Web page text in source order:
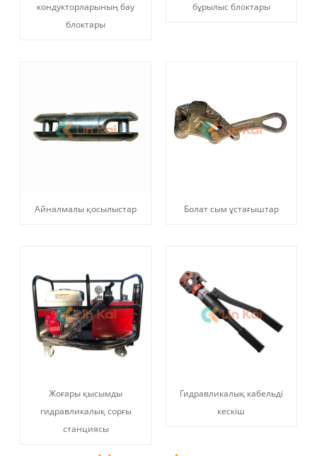
кондукторларының бау
блоктары
бұрылыс блоктары
Айналмалы қосылыстар Болат сым ұстағыштар
Жоғары қысымды
гидравликалық сорғы
станциясы
Гидравликалық кабельді
кескіш